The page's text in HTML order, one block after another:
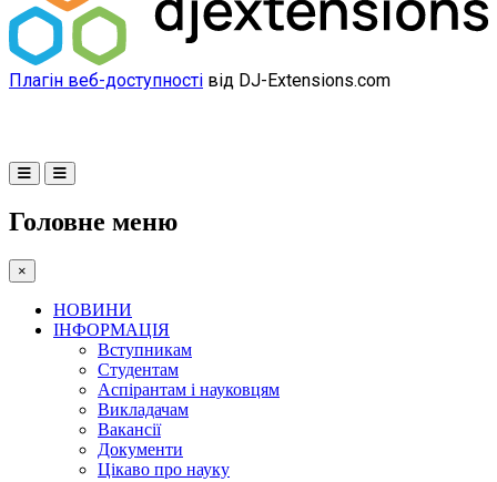
Плагін веб-доступності від DJ-Extensions.com
Головне меню
×
НОВИНИ
ІНФОРМАЦІЯ
Вступникам
Студентам
Аспірантам і науковцям
Викладачам
Вакансії
Документи
Цікаво про науку